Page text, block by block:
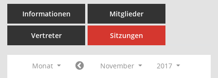
Informationen Mitglieder
Vertreter Sitzungen
Monat November
2017